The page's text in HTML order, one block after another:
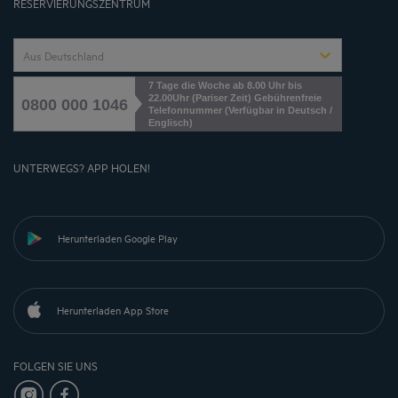
Aus Deutschland
0800 000 1046
7 Tage die Woche ab 8.00 Uhr bis
22.00Uhr (Pariser Zeit) Gebührenfreie
Telefonnummer (Verfügbar in Deutsch /
Englisch)
UNTERWEGS? APP HOLEN!
Herunterladen Google Play
Herunterladen App Store
FOLGEN SIE UNS